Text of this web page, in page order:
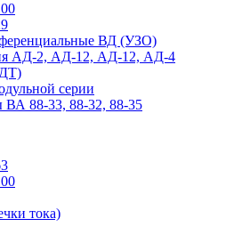
ВД (УЗО)
АД-2, АД-12, АД-12, АД-4
серии
ВА 88-33, 88-32, 88-35
тока)